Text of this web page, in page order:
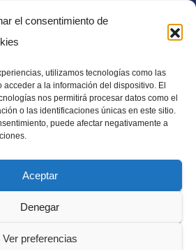
el consentimiento de
utilizamos tecnologías como las
a la información del dispositivo. El
nos permitirá procesar datos como el
o las identificaciones únicas en este sitio.
puede afectar negativamente a
Aceptar
Denegar
Ver preferencias